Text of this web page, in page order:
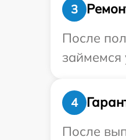
3
После
займемся
4
После